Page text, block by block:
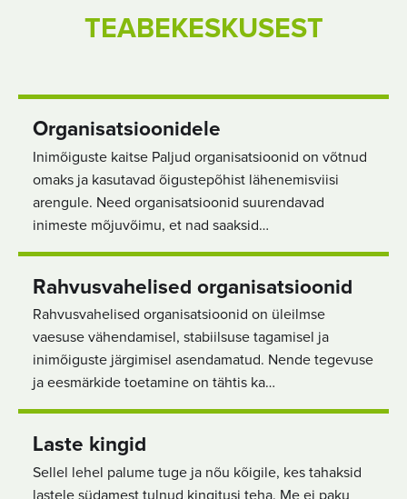
TEABEKESKUSEST
Organisatsioonidele
Inimõiguste kaitse Paljud organisatsioonid on võtnud
omaks ja kasutavad õigustepõhist lähenemisviisi
arengule. Need organisatsioonid suurendavad
inimeste mõjuvõimu, et nad saaksid…
Rahvusvahelised organisatsioonid
Rahvusvahelised organisatsioonid on üleilmse
vaesuse vähendamisel, stabiilsuse tagamisel ja
inimõiguste järgimisel asendamatud. Nende tegevuse
ja eesmärkide toetamine on tähtis ka…
Laste kingid
Sellel lehel palume tuge ja nõu kõigile, kes tahaksid
lastele südamest tulnud kingitusi teha. Me ei paku